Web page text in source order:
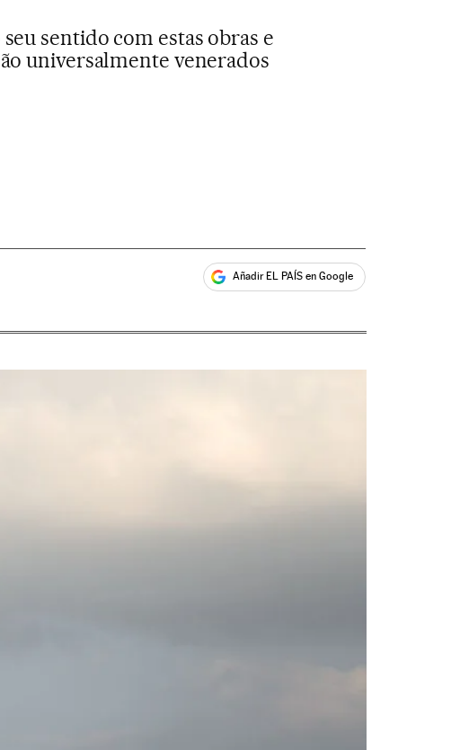
sentido com estas obras e
universalmente venerados
Añadir EL PAÍS en Google